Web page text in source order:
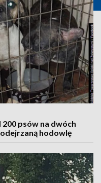
psów na dwóch
hodowlę